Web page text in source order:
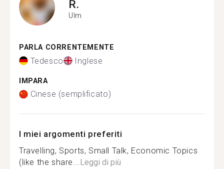
R.
Ulm
PARLA CORRENTEMENTE
Tedesco Inglese
IMPARA
Cinese (semplificato)
I miei argomenti preferiti
Travelling, Sports, Small Talk, Economic Topics
(like the share...Leggi di più